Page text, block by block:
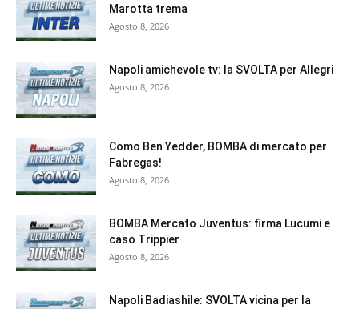
Marotta trema
Agosto 8, 2026
Napoli amichevole tv: la SVOLTA per Allegri
Agosto 8, 2026
Como Ben Yedder, BOMBA di mercato per
Fabregas!
Agosto 8, 2026
BOMBA Mercato Juventus: firma Lucumi e
caso Trippier
Agosto 8, 2026
Napoli Badiashile: SVOLTA vicina per la